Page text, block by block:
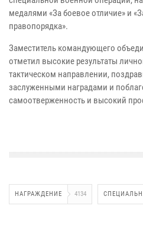
медалями «За боевое отличие» и
правопорядка».
Заместитель командующего
отметил высокие результаты
тактическом направлении,
заслуженными наградами и
самоотверженность и высокий
НАГРАЖДЕНИЕ 4134